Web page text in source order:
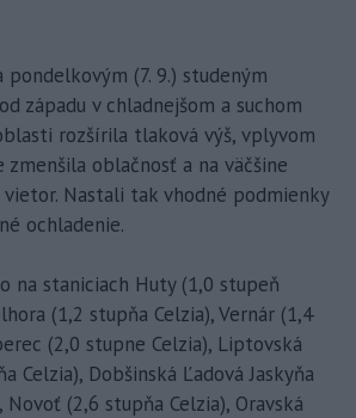
pondelkovým (7. 9.) studeným
západu v chladnejšom a suchom
rozšírila tlaková výš, vplyvom
oblačnosť a na väčšine
Nastali tak vhodné podmienky
ochladenie.
na staniciach Huty (1,0 stupeň
(1,2 stupňa Celzia), Vernár (1,4
(2,0 stupne Celzia), Liptovská
Celzia), Dobšinská Ľadová Jaskyňa
Novoť (2,6 stupňa Celzia), Oravská